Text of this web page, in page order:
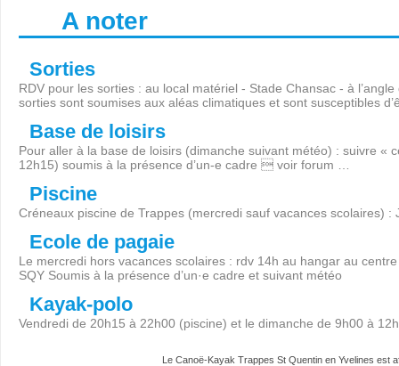
A noter
Sorties
RDV pour les sorties : au local matériel - Stade Chansac - à
sorties sont soumises aux aléas climatiques et sont susceptibles
Base de loisirs
Pour aller à la base de loisirs (dimanche suivant météo) : suivre
12h15) soumis à la présence d’un-e cadre  voir forum …
Piscine
Créneaux piscine de Trappes (mercredi sauf vacances scolaires)
Ecole de pagaie
Le mercredi hors vacances scolaires : rdv 14h au hangar au
SQY Soumis à la présence d’un·e cadre et suivant météo
Kayak-polo
Vendredi de 20h15 à 22h00 (piscine) et le dimanche de 9h00 à
Le Canoë-Kayak Trappes St Quentin en Yvelines est